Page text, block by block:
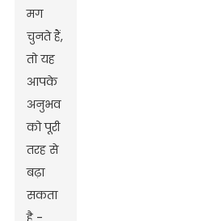
मग
चुनते हैं,
तो यह
आपके
अनुभव
को पूरी
तरह से
बढ़ा
सकता
है -